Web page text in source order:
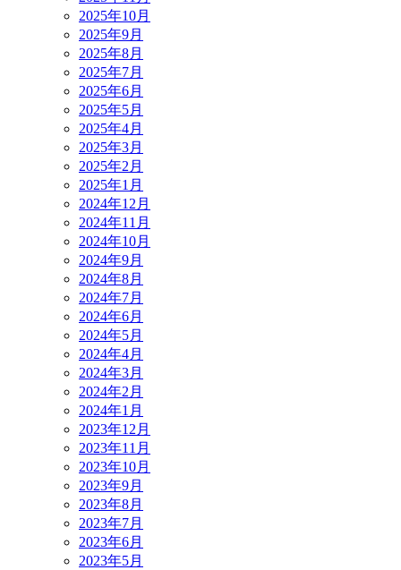
2025年10月
2025年9月
2025年8月
2025年7月
2025年6月
2025年5月
2025年4月
2025年3月
2025年2月
2025年1月
2024年12月
2024年11月
2024年10月
2024年9月
2024年8月
2024年7月
2024年6月
2024年5月
2024年4月
2024年3月
2024年2月
2024年1月
2023年12月
2023年11月
2023年10月
2023年9月
2023年8月
2023年7月
2023年6月
2023年5月